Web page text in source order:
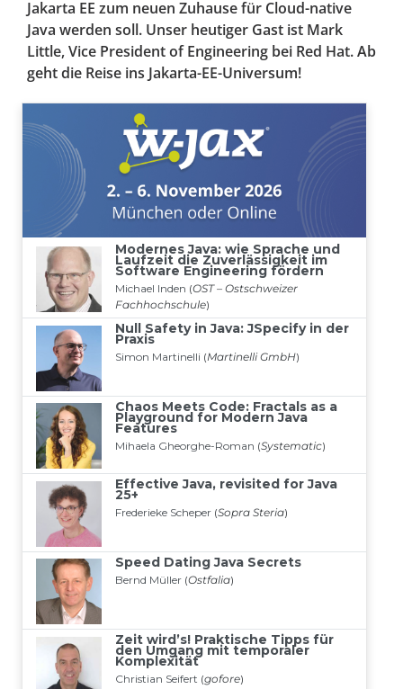
Jakarta EE zum neuen Zuhause für Cloud-native
Java werden soll. Unser heutiger Gast ist Mark
Little, Vice President of Engineering bei Red Hat. Ab
geht die Reise ins Jakarta-EE-Universum!